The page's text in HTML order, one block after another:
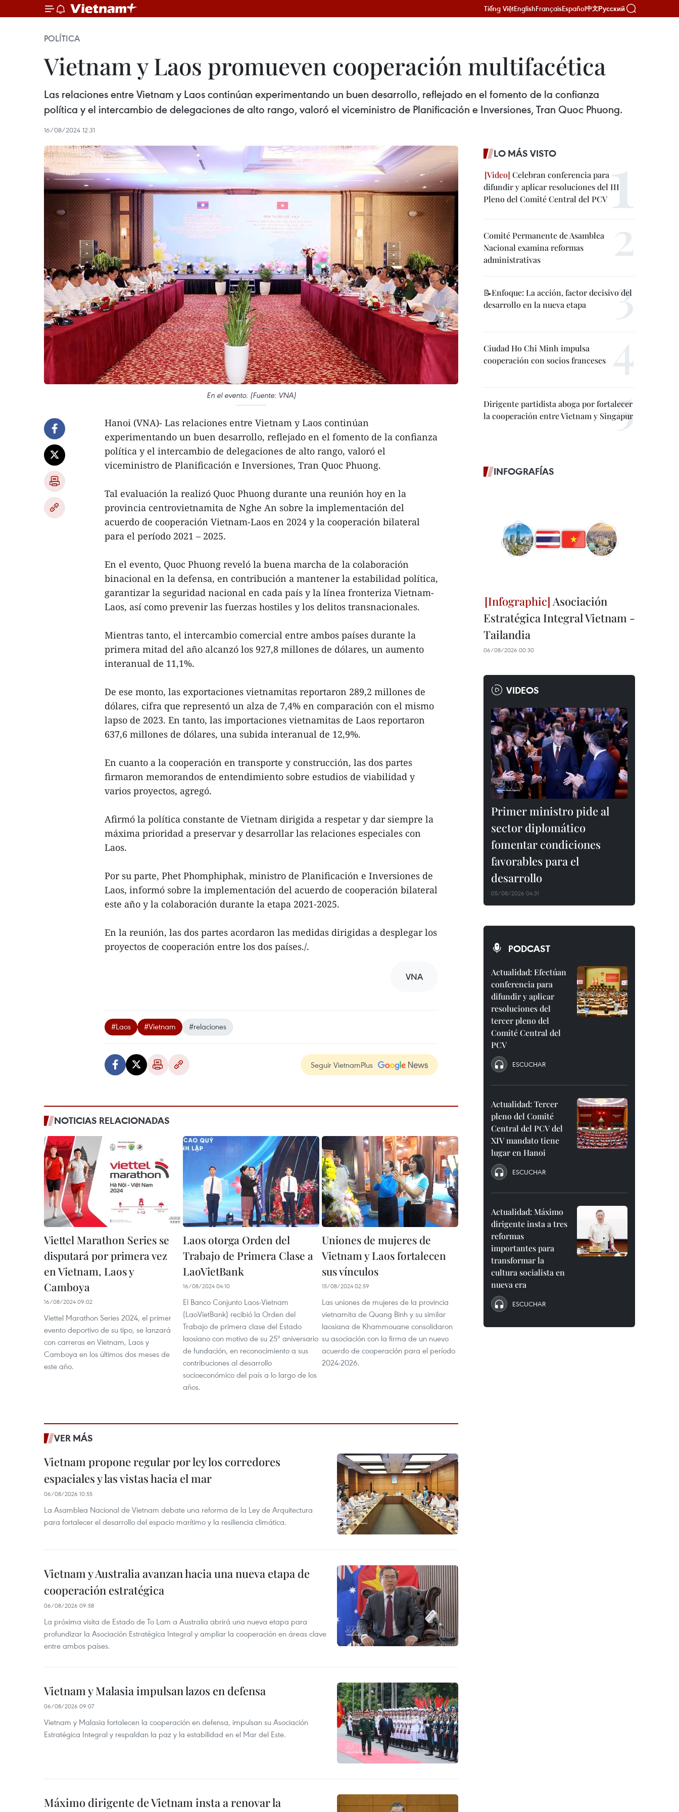
Tiếng ViệtEnglishFrançaisEspañol中文Русский
POLÍTICA
Vietnam y Laos promueven cooperación multifacética
Las relaciones entre Vietnam y Laos continúan experimentando un buen desarrollo, reflejado en el fomento de la confianza
política y el intercambio de delegaciones de alto rango, valoró el viceministro de Planificación e Inversiones, Tran Quoc Phuong.
16/08/2024 12:31
En el evento. (Fuente: VNA)
Hanoi (VNA)- Las relaciones entre Vietnam y Laos continúan
experimentando un buen desarrollo, reflejado en el fomento de la confianza
política y el intercambio de delegaciones de alto rango, valoró el
viceministro de Planificación e Inversiones, Tran Quoc Phuong.
Tal evaluación la realizó Quoc Phuong durante una reunión hoy en la
provincia centrovietnamita de Nghe An sobre la implementación del
acuerdo de cooperación Vietnam-Laos en 2024 y la cooperación bilateral
para el período 2021 – 2025.
En el evento, Quoc Phuong reveló la buena marcha de la colaboración
binacional en la defensa, en contribución a mantener la estabilidad política,
garantizar la seguridad nacional en cada país y la línea fronteriza Vietnam-
Laos, así como prevenir las fuerzas hostiles y los delitos transnacionales.
Mientras tanto, el intercambio comercial entre ambos países durante la
primera mitad del año alcanzó los 927,8 millones de dólares, un aumento
interanual de 11,1%.
De ese monto, las exportaciones vietnamitas reportaron 289,2 millones de
dólares, cifra que representó un alza de 7,4% en comparación con el mismo
lapso de 2023. En tanto, las importaciones vietnamitas de Laos reportaron
637,6 millones de dólares, una subida interanual de 12,9%.
En cuanto a la cooperación en transporte y construcción, las dos partes
firmaron memorandos de entendimiento sobre estudios de viabilidad y
varios proyectos, agregó.
Afirmó la política constante de Vietnam dirigida a respetar y dar siempre la
máxima prioridad a preservar y desarrollar las relaciones especiales con
Laos.
Por su parte, Phet Phomphiphak, ministro de Planificación e Inversiones de
Laos, informó sobre la implementación del acuerdo de cooperación bilateral
este año y la colaboración durante la etapa 2021-2025.
En la reunión, las dos partes acordaron las medidas dirigidas a desplegar los
proyectos de cooperación entre los dos países./.
VNA
#Laos #Vietnam #relaciones
Seguir VietnamPlus
NOTICIAS RELACIONADAS
Viettel Marathon Series se
disputará por primera vez
en Vietnam, Laos y
Camboya
16/08/2024 09:02
Viettel Marathon Series 2024, el primer
evento deportivo de su tipo, se lanzará
con carreras en Vietnam, Laos y
Camboya en los últimos dos meses de
este año.
Laos otorga Orden del
Trabajo de Primera Clase a
LaoVietBank
16/08/2024 04:10
El Banco Conjunto Laos-Vietnam
(LaoVietBank) recibió la Orden del
Trabajo de primera clase del Estado
laosiano con motivo de su 25º aniversario
de fundación, en reconocimiento a sus
contribuciones al desarrollo
socioeconómico del país a lo largo de los
años.
Uniones de mujeres de
Vietnam y Laos fortalecen
sus vínculos
15/08/2024 02:59
Las uniones de mujeres de la provincia
vietnamita de Quang Binh y su similar
laosiana de Khammouane consolidaron
su asociación con la firma de un nuevo
acuerdo de cooperación para el período
2024-2026.
VER MÁS
Vietnam propone regular por ley los corredores
espaciales y las vistas hacia el mar
06/08/2026 10:55
La Asamblea Nacional de Vietnam debate una reforma de la Ley de Arquitectura
para fortalecer el desarrollo del espacio marítimo y la resiliencia climática.
Vietnam y Australia avanzan hacia una nueva etapa de
cooperación estratégica
06/08/2026 09:58
La próxima visita de Estado de To Lam a Australia abrirá una nueva etapa para
profundizar la Asociación Estratégica Integral y ampliar la cooperación en áreas clave
entre ambos países.
Vietnam y Malasia impulsan lazos en defensa
06/08/2026 09:07
Vietnam y Malasia fortalecen la cooperación en defensa, impulsan su Asociación
Estratégica Integral y respaldan la paz y la estabilidad en el Mar del Este.
Máximo dirigente de Vietnam insta a renovar la
LO MÁS VISTO
Celebran conferencia para
difundir y aplicar resoluciones del III
Pleno del Comité Central del PCV
Comité Permanente de Asamblea
Nacional examina reformas
administrativas
📝Enfoque: La acción, factor decisivo del
desarrollo en la nueva etapa
Ciudad Ho Chi Minh impulsa
cooperación con socios franceses
Dirigente partidista aboga por fortalecer
la cooperación entre Vietnam y Singapur
INFOGRAFÍAS
Asociación
Estratégica Integral Vietnam -
Tailandia
06/08/2026 00:30
VIDEOS
Primer ministro pide al
sector diplomático
fomentar condiciones
favorables para el
desarrollo
05/08/2026 04:31
PODCAST
Actualidad: Efectúan
conferencia para
difundir y aplicar
resoluciones del
tercer pleno del
Comité Central del
PCV
ESCUCHAR
Actualidad: Tercer
pleno del Comité
Central del PCV del
XIV mandato tiene
lugar en Hanoi
ESCUCHAR
Actualidad: Máximo
dirigente insta a tres
reformas
importantes para
transformar la
cultura socialista en
nueva era
ESCUCHAR